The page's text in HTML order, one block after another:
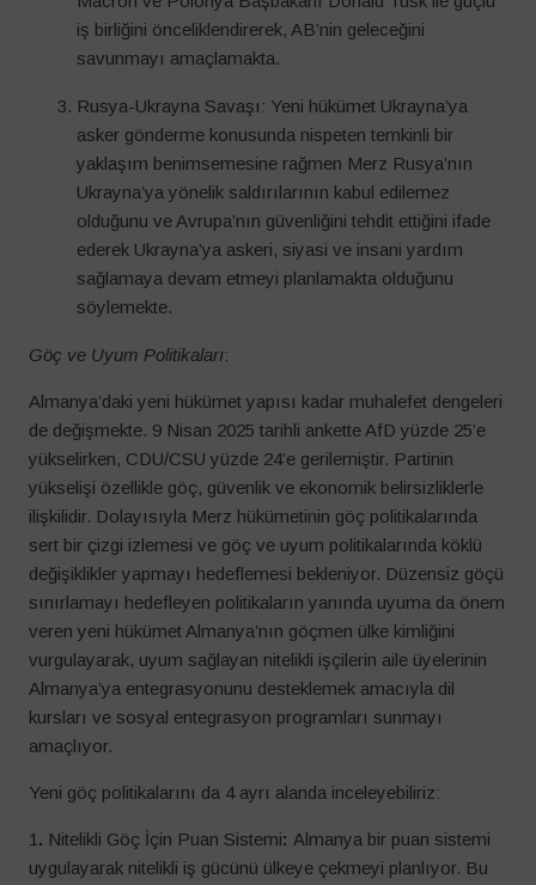
iş birliğini önceliklendirerek, AB’nin geleceğini
savunmayı amaçlamakta.
Rusya-Ukrayna Savaşı: Yeni hükümet Ukrayna’ya
asker gönderme konusunda nispeten temkinli bir
yaklaşım benimsemesine rağmen Merz Rusya’nın
Ukrayna’ya yönelik saldırılarının kabul edilemez
olduğunu ve Avrupa’nın güvenliğini tehdit ettiğini ifade
ederek Ukrayna’ya askeri, siyasi ve insani yardım
sağlamaya devam etmeyi planlamakta olduğunu
söylemekte.
Göç ve Uyum Politikaları:
Almanya’daki yeni hükümet yapısı kadar muhalefet dengeleri
de değişmekte. 9 Nisan 2025 tarihli ankette AfD yüzde 25’e
yükselirken, CDU/CSU yüzde 24’e gerilemiştir. Partinin
yükselişi özellikle göç, güvenlik ve ekonomik belirsizliklerle
ilişkilidir. Dolayısıyla Merz hükümetinin göç politikalarında
sert bir çizgi izlemesi ve göç ve uyum politikalarında köklü
değişiklikler yapmayı hedeflemesi bekleniyor. Düzensiz göçü
sınırlamayı hedefleyen politikaların yanında uyuma da önem
veren yeni hükümet Almanya’nın göçmen ülke kimliğini
vurgulayarak, uyum sağlayan nitelikli işçilerin aile üyelerinin
Almanya’ya entegrasyonunu desteklemek amacıyla dil
kursları ve sosyal entegrasyon programları sunmayı
amaçlıyor.
Yeni göç politikalarını da 4 ayrı alanda inceleyebiliriz:
1 . Nitelikli Göç İçin Puan Sistemi: Almanya bir puan sistemi
uygulayarak nitelikli iş gücünü ülkeye çekmeyi planlıyor. Bu